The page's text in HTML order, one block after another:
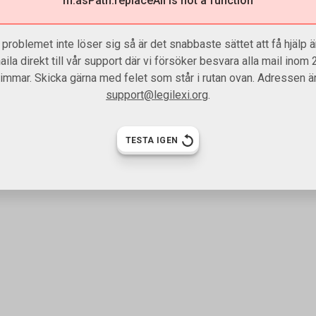
problemet inte löser sig så är det snabbaste sättet att få hjälp
direkt till vår support där vi försöker besvara alla mail inom
Skicka gärna med felet som står i rutan ovan. Adressen
support@legilexi.org
TESTA IGEN